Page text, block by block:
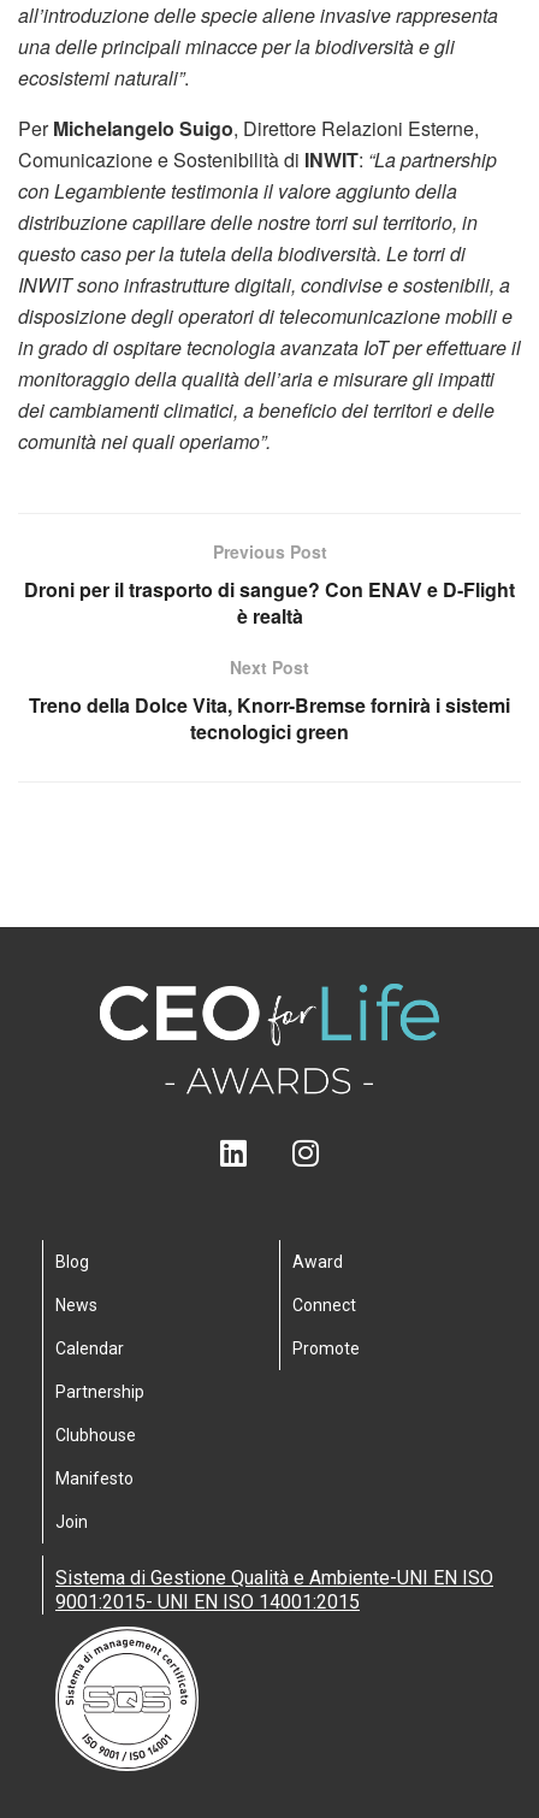
all’introduzione delle specie aliene invasive rappresenta
una delle principali minacce per la biodiversità e gli
ecosistemi naturali”.
PerMichelangelo Suigo, Direttore Relazioni Esterne,
Comunicazione e Sostenibilità di INWIT: “La partnership
con Legambiente testimonia il valore aggiunto della
distribuzione capillare delle nostre torri sul territorio, in
questo caso per la tutela della biodiversità. Le torri di
INWIT sono infrastrutture digitali, condivise e sostenibili, a
disposizione degli operatori di telecomunicazione mobili e
in grado di ospitare tecnologia avanzata IoT per effettuare il
monitoraggio della qualità dell’aria e misurare gli impatti
dei cambiamenti climatici, a beneficio dei territori e delle
comunità nei quali operiamo”.
Previous Post
Droni per il trasporto di sangue? Con ENAV e D-Flight
è realtà
Next Post
Treno della Dolce Vita, Knorr-Bremse fornirà i sistemi
tecnologici green
Blog
News
Calendar
Partnership
Clubhouse
Manifesto
Join
Award
Connect
Promote
Sistema di Gestione Qualità e Ambiente-UNI EN ISO
9001:2015- UNI EN ISO 14001:2015